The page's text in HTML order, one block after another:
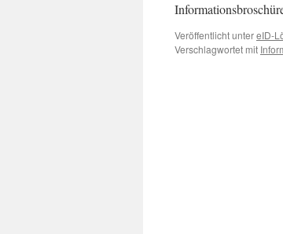
Veröffentlicht untereID-
Verschlagwortet mit